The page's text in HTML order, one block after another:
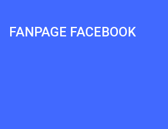
FANPAGE FACEBOOK